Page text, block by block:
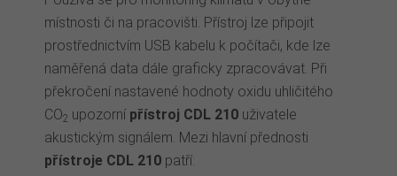
místnosti či na pracovišti. Přístroj lze připojit
prostřednictvím USB kabelu k počítači, kde lze
naměřená data dále graficky zpracovávat. Při
překročení nastavené hodnoty oxidu uhličitého
CO2 upozorní přístroj CDL 210 uživatele
akustickým signálem. Mezi hlavní přednosti
přístroje CDL 210 patří: